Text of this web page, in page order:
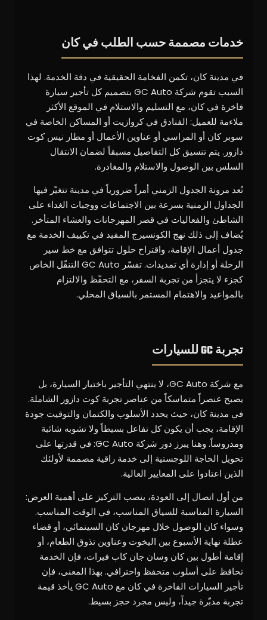
خدمات مصممة حسب الطلب في كان
في مدينة كان، تكمن الفخامة الحقيقية في دقة الخدمة. لهذا
السبب تقوم شركة GC Auto بتصميم كل تأجير سيارة
فاخرة في كان، مع التسليم والاستلام في الموقع الأكثر
ملاءمة للعميل: الفنادق في كروازيت أو المساكن الخاصة في
سوبر كان أو المراسي أو عناوين الأعمال أو مطار نيس كوت
دازور. يتم تنسيق كل التفاصيل مسبقاً لضمان الانتقال
السلس بين الوصول والاستلام والمغادرة.
تُعد مرونة الجدول الزمني أمراً ضرورياً في مدينة تتغيّر فيها
الجداول الزمنية بسرعة بين الاجتماعات ووجبات الغداء على
الشاطئ والفعاليات في قصر المهرجانات والعشاء المتأخر.
يُضاف إلى ذلك نهج الكونسيرج المفيد في تكييف الخدمة مع
جدول أعمال الإقامة، واقتراح حلول تتوافق مع خط سير
الرحلة أو إدارة أي تمديدات. تفسّر GC Auto التنقّل الخاص
كجزء لا يتجزأ من تجربة السفر، مع التحفّظ والالتزام
بالمواعيد والاهتمام المستمر بالسياق المحلي.
تجربة GC للسيارات
مع شركة GC Auto، لا ينتهي التأجير باختيار السيارة، بل
يصبح عنصراً متماسكاً من عناصر تجربة كوت دازور الشاملة.
في مدينة كان، حيث يحدد الأسلوب والكتمان والتوقيت جودة
الإقامة، يجب أن يكون كل تفاعل بسيطاً ولا تشوبه شائبة
ومدروساً. وهنا يبرز دور شركة GC Auto: في قدرتها على
تحويل الحاجة اللوجستية إلى خدمة راقية مصممة لأولئك
الذين اعتادوا على المعايير العالية.
من أول اتصال إلى العودة، ينصب التركيز على أهمية العرض:
السيارة المناسبة للسياق المناسب، في الوقت المناسب.
وسواء كان الوصول خلال مهرجان كان السينمائي، أو قضاء
عطلة نهاية الأسبوع بين اليخوت وعناوين تذوق الطعام، أو
إقامة أطول بين كان وسان جان كاب فيرات، فإن الخدمة
تحافظ على أسلوب متحفظ واحترافي. بهذا المعنى، فإن
تأجير السيارات الفاخرة في كان مع GC Auto يأخذ قيمة
تجربة مدبّرة جيداً، وليس مجرد حجز بسيط.